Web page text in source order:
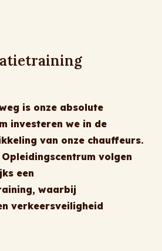
is onze absolute
investeren we in de
van onze chauffeurs.
volgen
een
waarbij
verkeersveiligheid